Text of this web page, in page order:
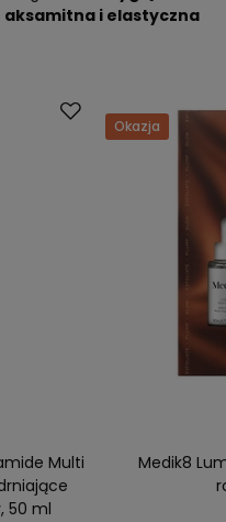
i elastyczna
Multi
50 ml
Okazja
Medik8